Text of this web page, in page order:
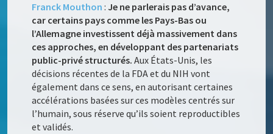
Franck Mouthon :Je ne parlerais pas d’avance,
car certains pays comme les Pays-Bas ou
l’Allemagne investissent déjà massivement dans
ces approches, en développant des partenariats
public-privé structurés. Aux États-Unis, les
décisions récentes de la FDA et du NIH vont
également dans ce sens, en autorisant certaines
accélérations basées sur ces modèles centrés sur
l’humain, sous réserve qu’ils soient reproductibles
et validés.